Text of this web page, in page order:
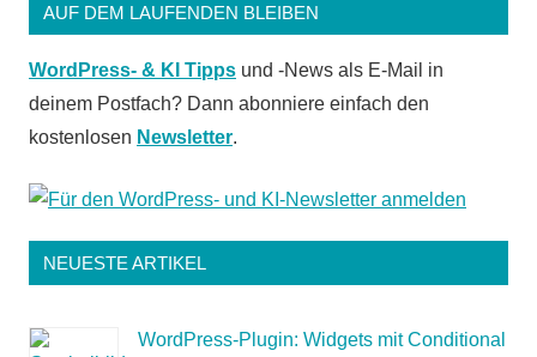
AUF DEM LAUFENDEN BLEIBEN
WordPress- & KI Tipps und -News als E-Mail in
deinem Postfach? Dann abonniere einfach den
kostenlosen Newsletter.
NEUESTE ARTIKEL
WordPress-Plugin: Widgets mit Conditional